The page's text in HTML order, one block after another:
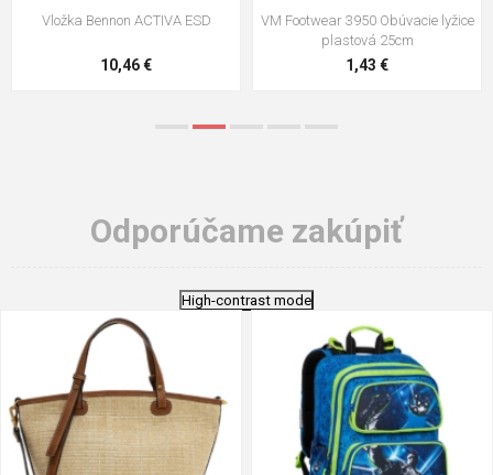
VM Footwear 3009 Vkladacia
5,21 €
VM Footwear 3102 Šnúrky ploché
0,79 €
Odporúčame zakúpiť
High-contrast mode